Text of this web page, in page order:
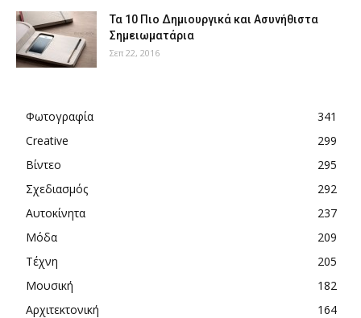
Τα 10 Πιο Δημιουργικά και Ασυνήθιστα
Σημειωματάρια
Σεπ 22, 2016
Φωτογραφία
341
Creative
299
Βίντεο
295
Σχεδιασμός
292
Αυτοκίνητα
237
Μόδα
209
Τέχνη
205
Μουσική
182
Αρχιτεκτονική
164